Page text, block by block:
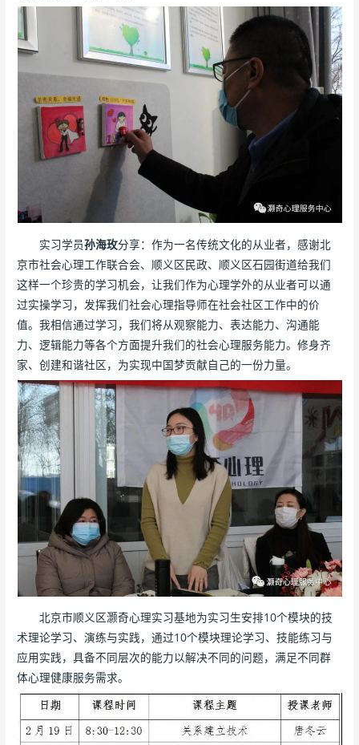
实习学员孙海玫分享：作为一名传统文化的从业者，感谢北
京市社会心理工作联合会、顺义区民政、顺义区石园街道给我们
这样一个珍贵的学习机会，让我们作为心理学外的从业者可以通
过实操学习，发挥我们社会心理指导师在社会社区工作中的价
值。我相信通过学习，我们将从观察能力、表达能力、沟通能
力、逻辑能力等各个方面提升我们的社会心理服务能力。修身齐
家、创建和谐社区，为实现中国梦贡献自己的一份力量。
北京市顺义区灏奇心理实习基地为实习生安排10个模块的技
术理论学习、演练与实践，通过10个模块理论学习、技能练习与
应用实践，具备不同层次的能力以解决不同的问题，满足不同群
体心理健康服务需求。